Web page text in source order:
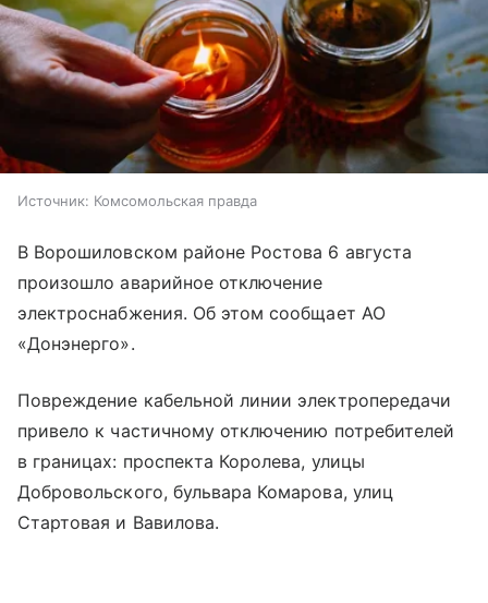
Источник: Комсомольская правда
В Ворошиловском районе Ростова 6 августа
произошло аварийное отключение
электроснабжения. Об этом сообщает АО
«Донэнерго».
Повреждение кабельной линии электропередачи
привело к частичному отключению потребителей
в границах: проспекта Королева, улицы
Добровольского, бульвара Комарова, улиц
Стартовая и Вавилова.